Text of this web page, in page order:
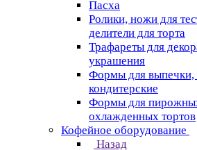
Пасха
Ролики, ножи для
делители для торта
Трафареты для
украшения
Формы для
кондитерские
Формы для
охлажденных тортов
Кофейное оборудование
Назад